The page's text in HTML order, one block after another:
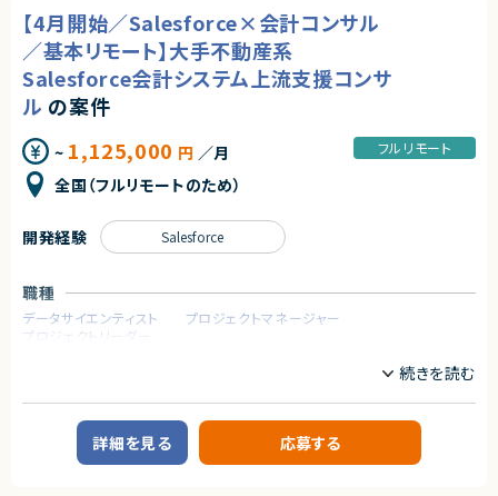
ープワークのファシリテーション）
【ご参画後の流れ】
オンボーディング＞アセスメントテスト複数回＞メイン稼働開始（3~6か月程
度）
【お願いする講座】※最低一つはご登壇を目指していただきます。
・DX デザイン思考・課題抽出コース
・DX ビジネス企画立案コース
・DX プロジェクトマネジメントコース
・データサイエンス活用コース
・データサイエンス実践コース
・機械学習実践コース
・データエンジニアリング入門コース
・データエンジニアリング実践コース
・生成 AI 活用コース
求めるスキル
【必須スキル】
・ Python を用いた基礎的なプログラミング技術をお持ちの方
・ノーコードツールが提供する機能では足りない部分を、バックエンドで補完
・AIなどを活用し、業務の効率化のご提案等
■募集背景
・受注PJ増加に伴い、Flutterflowエンジニアの新規募集です。
求めるスキル
【必須スキル】
・Flutterflowを使用した開発経験
・フロントエンド、バックエンドの開発経験
【歓迎スキル】
・基本設計以降のご経験
・Dartを使用した開発経験
契約元
株式会社LASSIC
エージェントから
【4月開始／Salesforce×会計コンサル
／基本リモート】大手不動産系
Salesforce会計システム上流支援コンサ
ル の案件
~ 1,125,000 円 ／月
全国（フルリモートのため）
フルリモート
職種
データサイエンティスト
プロジェクトマネージャー
プロジェクトリーダー
【案件概要】
大阪を拠点とする大手不動産関連企業の営業システム（会計領域／Salesf
orceベース）開発プロジェクトにおいて、
元請けチームに参画いただけるコンサルタントを募集しています。
現在、元請け側では3名が参画中です。
開発経験 Salesforce
詳細を見る 応募する